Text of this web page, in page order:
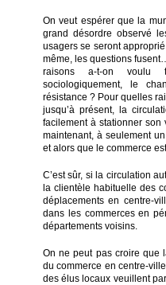
On veut espérer que la
grand désordre observé
usagers se seront
même, les questions
raisons a-t-on voulu
sociologiquement, le
résistance ? Pour quelles
jusqu’à présent, la
facilement à stationner
maintenant, à seulement
et alors que le commerce
C’est sûr, si la circulation
la clientèle habituelle des
déplacements en centre-
dans les commerces en
départements voisins.
On ne peut pas croire que
du commerce en centre-
des élus locaux veuillent